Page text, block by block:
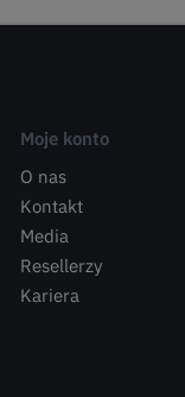
Moje konto
O nas
Kontakt
Media
Resellerzy
Kariera